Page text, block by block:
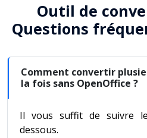
Outil de
Questions
Comment convertir
la fois sans OpenOffice ?
Il vous suffit de suivre
dessous.